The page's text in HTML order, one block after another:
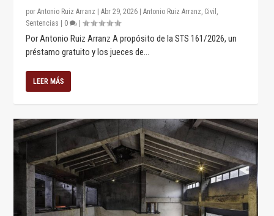
porAntonio Ruiz Arranz |Abr 29, 2026 |Antonio Ruiz Arranz Civil
Sentencias | 0 |
Por Antonio Ruiz Arranz A propósito de la STS 161/2026, un
préstamo gratuito y los jueces de...
LEER MÁS